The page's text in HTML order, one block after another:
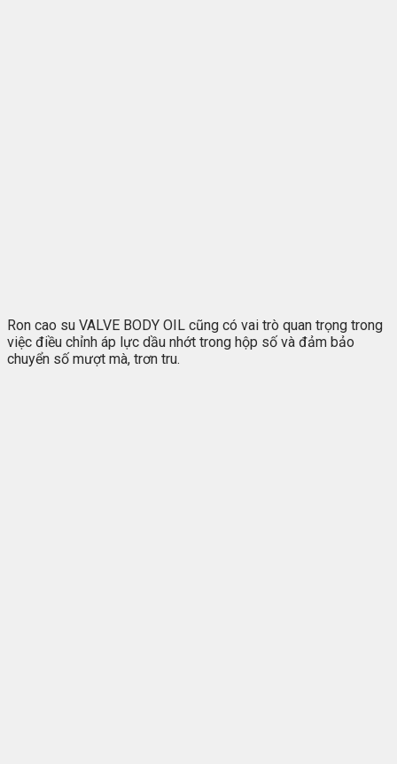
Ron cao su VALVE BODY OIL cũng có vai trò quan trọng trong
việc điều chỉnh áp lực dầu nhớt trong hộp số và đảm bảo
chuyển số mượt mà, trơn tru.